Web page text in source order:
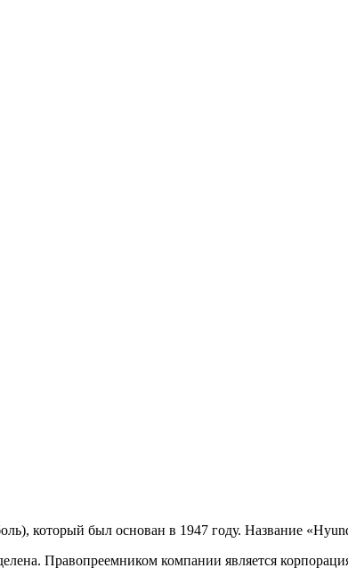
который был основан в 1947 году. Название
Правопреемником компании является